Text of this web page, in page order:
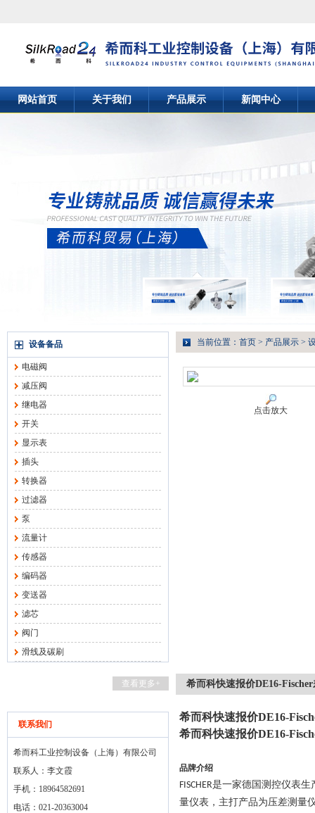
网站首页 关于我们 产品展示 新闻中心
设备备品
电磁阀
减压阀
继电器
开关
显示表
插头
转换器
过滤器
泵
流量计
传感器
编码器
变送器
滤芯
阀门
滑线及碳刷
查看更多+
联系我们
希而科工业控制设备（上海）有限公司
联系人：李文霞
手机：18964582691
电话：021-20363004
当前位置： 首页 > 产品展示 >
点击放大
希而科快速报价DE16-
希而科快速报价DE16-
希而科快速报价DE16-
品牌介绍
FISCHER是一家德国测控仪表生
量仪表，主打产品为压差测量